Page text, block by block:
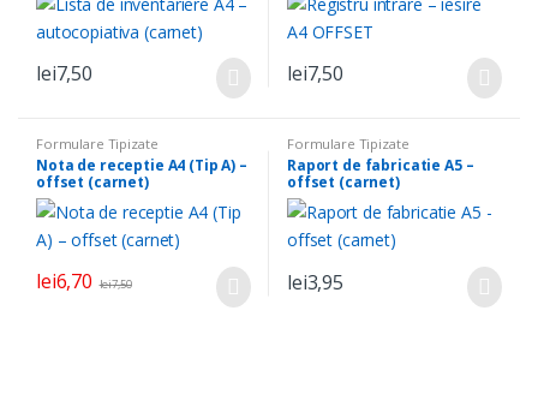
lei7,50 lei7,50
Formulare Tipizate
Nota de receptie A4 (Tip A) –
offset (carnet)
lei6,70 lei7,50
Formulare Tipizate
Raport de fabricatie A5 –
offset (carnet)
lei3,95